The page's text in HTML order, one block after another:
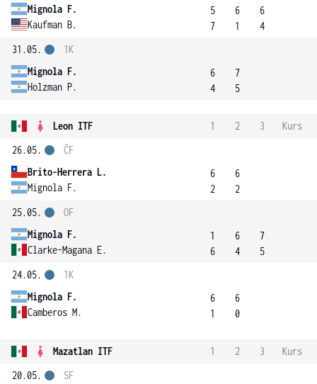
Mignola F.
Kaufman B.
5
7
6
1
6
4
31.05.
Mignola F.
Holzman P.
1K
6
4
7
5
Leon ITF 1 2 3
Kurs
26.05.
Brito-Herrera L.
Mignola F.
ČF
6
2
6
2
25.05.
Mignola F.
Clarke-Magana E.
OF
1
6
6
4
7
5
24.05.
Mignola F.
Camberos M.
1K
6
1
6
0
Mazatlan ITF 1 2 3
Kurs
20.05.
SF